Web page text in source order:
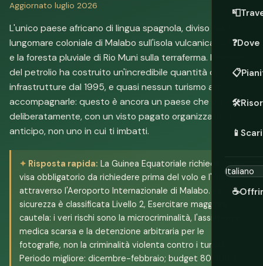
📮
❓Dove
📋
🛠️
📱
☕
Aggiornato luglio 2026
L'unico paese africano di lingua spagnola, diviso tra il
lungomare coloniale di Malabo sull'isola vulcanica di Bioko
e la foresta pluviale di Rio Muni sulla terraferma. Il denaro
del petrolio ha costruito un'incredibile quantità di
infrastrutture dal 1995, e quasi nessun turismo ad
accompagnarle: questo è ancora un paese che visiti
deliberatamente, con un visto pagato organizzato in
anticipo, non uno in cui ti imbatti.
Risposta rapida: La Guinea Equatoriale richiede un e-
visa obbligatorio da richiedere prima del volo e l'ingresso
attraverso l'Aeroporto Internazionale di Malabo. La
sicurezza è classificata Livello 2, Esercitare maggiore
cautela: i veri rischi sono la microcriminalità, l'assistenza
medica scarsa e la detenzione arbitraria per le
fotografie, non la criminalità violenta contro i turisti.
Periodo migliore: dicembre-febbraio; budget 80-100 $